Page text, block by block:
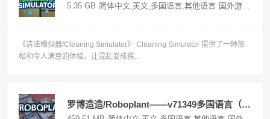
5.35 GB 简体中文,英文,多国语言,其他语言 国外游戏
《清洁模拟器/Cleaning Simulator》 Cleaning Simulator 提供了一种放
松和令人满意的体验，让混乱变成秩...
罗博造造/Roboplant——v71349多国语言（含简体中文）免安装解压即玩版